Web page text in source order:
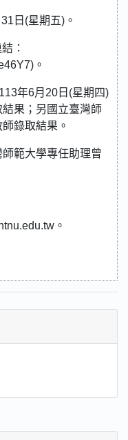
日(星期五)。
：
。
年6月20日(星期四)
果；另國立臺灣師
錄取結果。
範大學專任助理曾
。